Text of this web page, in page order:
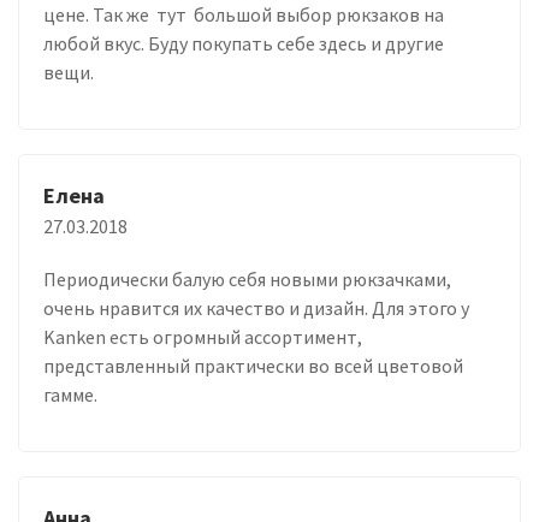
цене. Так же тут большой выбор рюкзаков на
любой вкус. Буду покупать себе здесь и другие
вещи.
Елена
27.03.2018
Периодически балую себя новыми рюкзачками,
очень нравится их качество и дизайн. Для этого у
Kanken есть огромный ассортимент,
представленный практически во всей цветовой
гамме.